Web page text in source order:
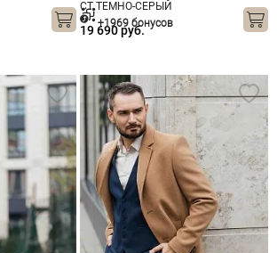
CT ТЕМНО-СЕРЫЙ
19 690 руб.
+1969 бонусов